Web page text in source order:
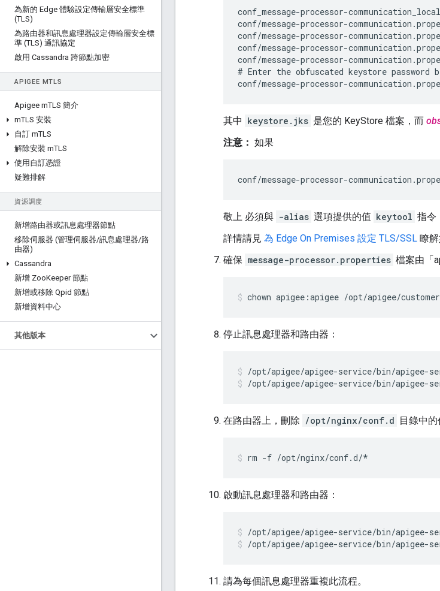
為新的 Edge 體驗設定傳輸層安全標準
(TLS)
為路由器和訊息處理器設定傳輸層安全標
準 (TLS) 通訊協定
啟用 Cassandra 跨節點加密
APIGEE MTLS
Apigee mTLS 簡介
mTLS 安裝
自訂 mTLS
解除安裝 mTLS
使用自訂憑證
疑難排解
資源調度
新增路由器或訊息處理器節點
移除伺服器 (管理伺服器/訊息處理器/路
由器)
Cassandra
新增 ZooKeeper 節點
新增或移除 Qpid 節點
新增資料中心
其他版本
conf_message-processor-
conf/message-processor-
conf/message-processor-
conf/message-processor-
conf/message-processor-
# Enter the obfuscated keystore password
conf/message-processor-
其中 keystore.jks 是您的 KeyStore 檔案，而
注意： 如果
conf/message-processor-
敬上 必須與 -alias 選項提供的值 keytool 指令
詳情請見 為 Edge On Premises 設定 TLS/SSL 瞭
確保 message-processor.properties 檔案由「
chown apigee:apigee /opt/apigee/
停止訊息處理器和路由器：
/opt/apigee/apigee-service/bin/apigee-
在路由器上，刪除 /opt/nginx/conf.d 目錄中的
rm -f /opt/nginx/conf.d/*
啟動訊息處理器和路由器：
/opt/apigee/apigee-service/bin/apigee-
請為每個訊息處理器重複此流程。